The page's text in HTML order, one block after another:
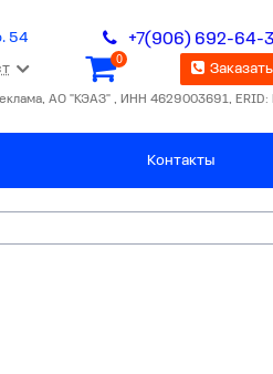
54 +7(906) 692-64-
0
АО "КЭАЗ" , ИНН 4629003691, ERID:
Контакты